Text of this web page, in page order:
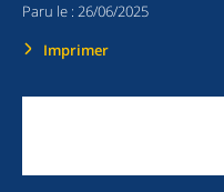
Paru le : 26/06/2025
Imprimer